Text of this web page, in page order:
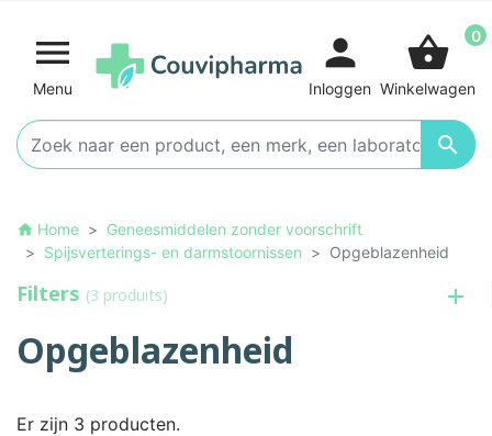

Menu

person
Inloggen
shopping_basket 0
Winkelwagen
home Home
Geneesmiddelen zonder voorschrift
Spijsverterings- en darmstoornissen
Opgeblazenheid
Filters (3 produits)
Opgeblazenheid
Er zijn 3 producten.